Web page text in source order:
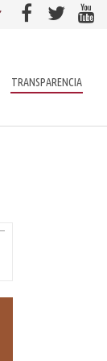
TRANSPARENCIA